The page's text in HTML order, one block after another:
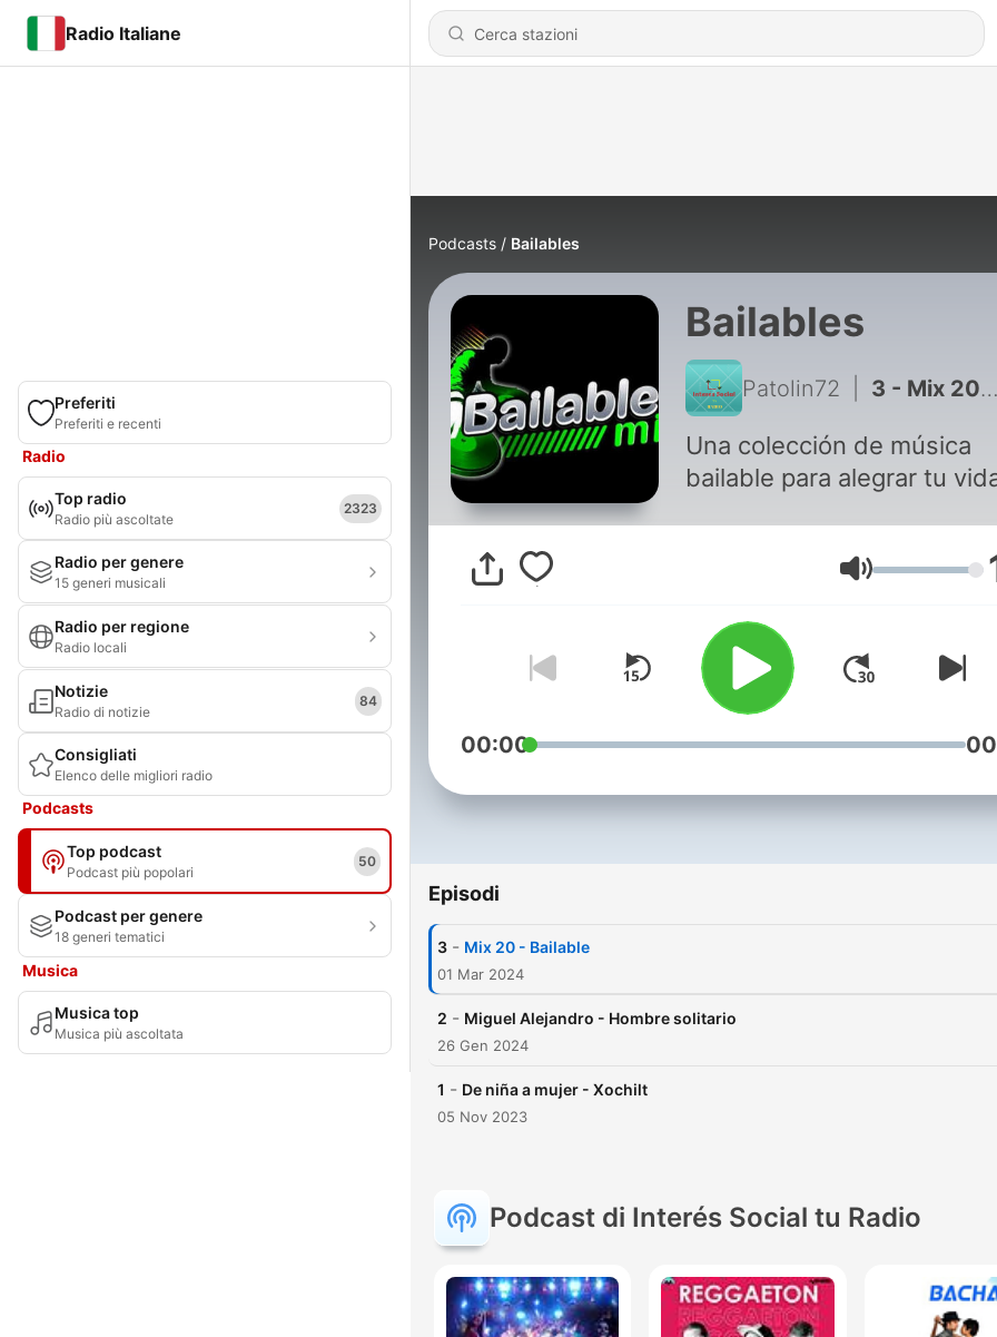
Radio Italiane
Preferiti
Preferiti e recenti
Radio
Top radio
Radio più ascoltate
2323
Radio per genere
15 generi musicali
Radio per regione
Radio locali
Notizie
Radio di notizie
84
Consigliati
Elenco delle migliori radio
Podcasts
Top podcast
Podcast più popolari
50
Podcast per genere
18 generi tematici
Musica
Musica top
Musica più ascoltata
Podcasts Bailables
Bailables
Patolin72 3 - Mix 20 - Bailable
Una colección de música
bailable para alegrar tu
Volume
00:00
Episodi
3 - Mix 20 - Bailable
01 Mar 2024
2 - Miguel Alejandro - Hombre solitario
26 Gen 2024
1 - De niña a mujer - Xochilt
05 Nov 2023
Podcast di Interés Social tu Radio